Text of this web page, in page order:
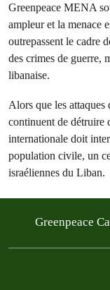
Greenpeace MENA
ampleur et la menace
outrepassent le cadre
des crimes de guerre,
libanaise.
Alors que les attaques
continuent de détruire
internationale doit
population civile, un
israéliennes du Liban.
Greenpeace